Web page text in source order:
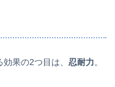
果の2つ目は、 忍耐力。